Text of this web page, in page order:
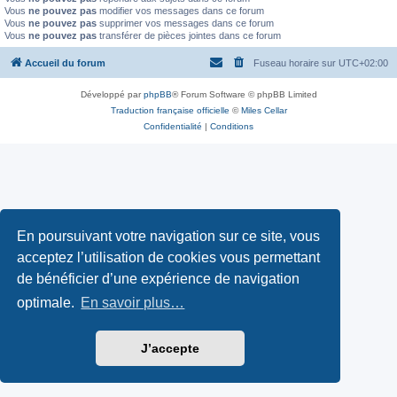
En poursuivant votre navigation sur ce site, vous
acceptez l’utilisation de cookies vous permettant
de bénéficier d’une expérience de navigation
optimale. En savoir plus…
J’accepte
Vous ne pouvez pas modifier vos messages dans ce forum
Vous ne pouvez pas supprimer vos messages dans ce forum
Vous ne pouvez pas transférer de pièces jointes dans ce forum
Accueil du forum Fuseau horaire sur UTC+02:00
Développé parphpBB® Forum Software © phpBB Limited
Traduction française officielle ©Miles Cellar
Confidentialité | Conditions